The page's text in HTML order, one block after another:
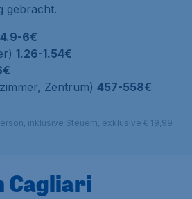
gebracht.
4.9-6€
1.26-1.54€
Zentrum) 457-558€
inklusive Steuern, exklusive € 19,99
Cagliari